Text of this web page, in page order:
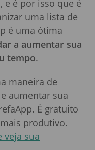
e é por isso que é
uma lista de
é uma ótima
a aumentar sua
tempo.
maneira de
aumentar sua
É gratuito
produtivo.
veja sua